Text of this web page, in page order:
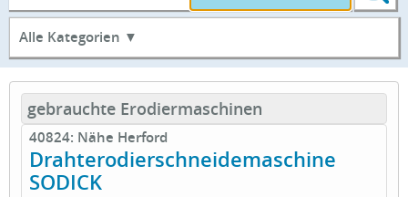
Alle Kategorien ▼
gebrauchte Erodiermaschinen
40824: Nähe Herford
Drahterodierschneidemaschine
SODICK